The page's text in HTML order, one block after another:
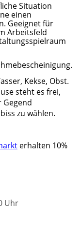
Situation
einen
Geeignet für
Arbeitsfeld
Kekse, Obst.
steht es frei,
Gegend
zu wählen.
erhalten 10%
Uhr